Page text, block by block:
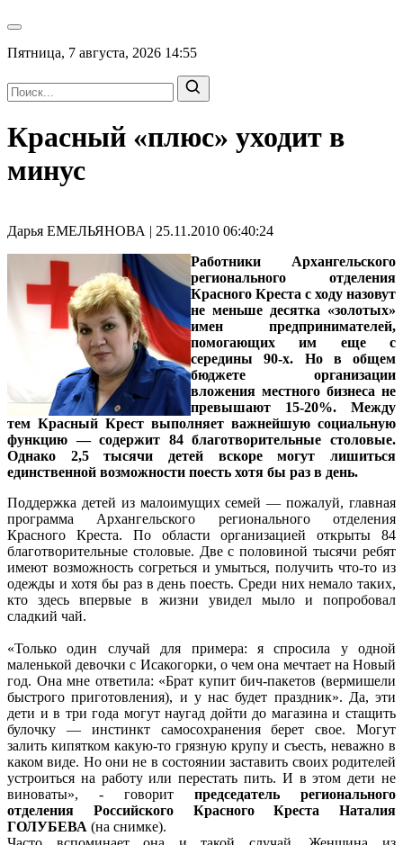
Пятница, 7 августа, 2026 14:55
Красный «плюс» уходит в
минус
Дарья ЕМЕЛЬЯНОВА | 25.11.2010 06:40:24
Работники Архангельского
регионального отделения
Красного Креста с ходу назовут
не меньше десятка «золотых»
имен предпринимателей,
помогающих им еще с
середины 90-х. Но в общем
бюджете организации
вложения местного бизнеса не
превышают 15-20%. Между
тем Красный Крест выполняет важнейшую социальную
функцию — содержит 84 благотворительные столовые.
Однако 2,5 тысячи детей вскоре могут лишиться
единственной возможности поесть хотя бы раз в день.
Поддержка детей из малоимущих семей — пожалуй, главная
программа Архангельского регионального отделения
Красного Креста. По области организацией открыты 84
благотворительные столовые. Две с половиной тысячи ребят
имеют возможность согреться и умыться, получить что-то из
одежды и хотя бы раз в день поесть. Среди них немало таких,
кто здесь впервые в жизни увидел мыло и попробовал
сладкий чай.
«Только один случай для примера: я спросила у одной
маленькой девочки с Исакогорки, о чем она мечтает на Новый
год. Она мне ответила: «Брат купит бич-пакетов (вермишели
быстрого приготовления), и у нас будет праздник». Да, эти
дети и в три года могут наугад дойти до магазина и стащить
булочку — инстинкт самосохранения берет свое. Могут
залить кипятком какую-то грязную крупу и съесть, неважно в
каком виде. Но они не в состоянии заставить своих родителей
устроиться на работу или перестать пить. И в этом дети не
виноваты», - говорит председатель регионального
отделения Российского Красного Креста Наталия
ГОЛУБЕВА (на снимке).